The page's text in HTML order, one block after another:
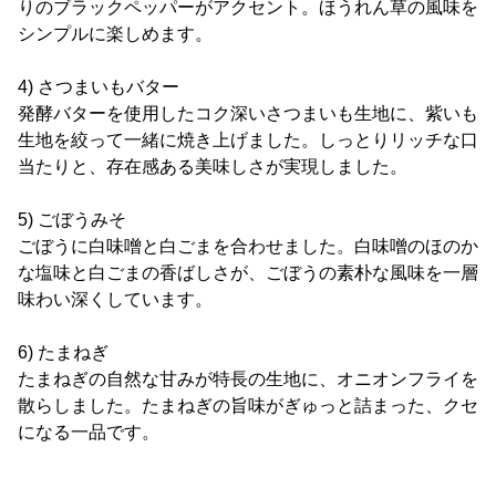
りのブラックペッパーがアクセント。ほうれん草の風味を
シンプルに楽しめます。
4) さつまいもバター
発酵バターを使用したコク深いさつまいも生地に、紫いも
生地を絞って一緒に焼き上げました。しっとりリッチな口
当たりと、存在感ある美味しさが実現しました。
5) ごぼうみそ
ごぼうに白味噌と白ごまを合わせました。白味噌のほのか
な塩味と白ごまの香ばしさが、ごぼうの素朴な風味を一層
味わい深くしています。
6) たまねぎ
たまねぎの自然な甘みが特長の生地に、オニオンフライを
散らしました。たまねぎの旨味がぎゅっと詰まった、クセ
になる一品です。